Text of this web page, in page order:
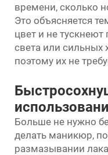
времени, сколько
Это объясняется
цвет и не
света или сильных
поэтому их не
Больше не нужно
делать маникюр,
размазывании